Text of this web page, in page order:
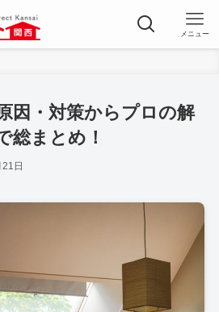
メニュー
因・対策からプロの解
総まとめ！
日